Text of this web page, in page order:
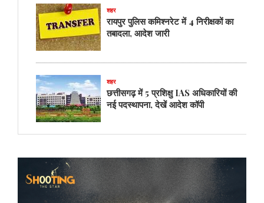
शहर
रायपुर पुलिस कमिश्नरेट में 4 निरीक्षकों का
तबादला, आदेश जारी
शहर
छत्तीसगढ़ में 5 प्रशिक्षु IAS अधिकारियों की
नई पदस्थापना, देखें आदेश कॉपी